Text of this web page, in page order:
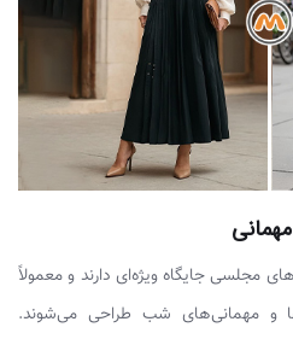
مجلسی جایگاه ویژه‌ای دارند و معمولاً
و مهمانی‌های شب طراحی می‌شوند.